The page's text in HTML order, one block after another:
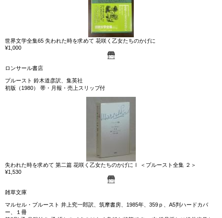
世界文学全集65 失われた時を求めて 花咲く乙女たちのかげに
¥1,000
ロンサール書店
プルースト 鈴木道彦訳、集英社
初版（1980） 帯・月報・売上スリップ付
失われた時を求めて 第二篇 花咲く乙女たちのかげにⅠ ＜プルースト全集 ２＞
¥1,530
雑草文庫
マルセル・プルースト 井上究一郎訳、筑摩書房、1985年、359ｐ、A5判ハードカバ
ー、１冊